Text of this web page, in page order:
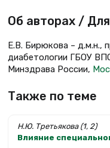
Об авторах /
Е.В. Бирюкова – д.м.н.,
диабетологии ГБОУ
Минздрава России,
Также по теме
Н.Ю. Третьякова (1, 2)
Влияние